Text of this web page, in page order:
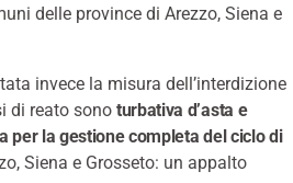
delle province di Arezzo, Siena e
invece la misura dell’interdizione
di reato sono turbativa d’asta e
per la gestione completa del ciclo di
Siena e Grosseto: un appalto